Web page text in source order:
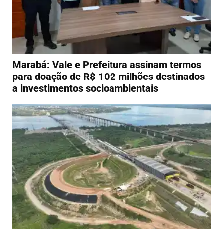
Marabá: Vale e Prefeitura assinam termos
para doação de R$ 102 milhões destinados
a investimentos socioambientais